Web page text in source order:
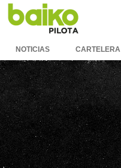
NOTICIAS CARTELERA